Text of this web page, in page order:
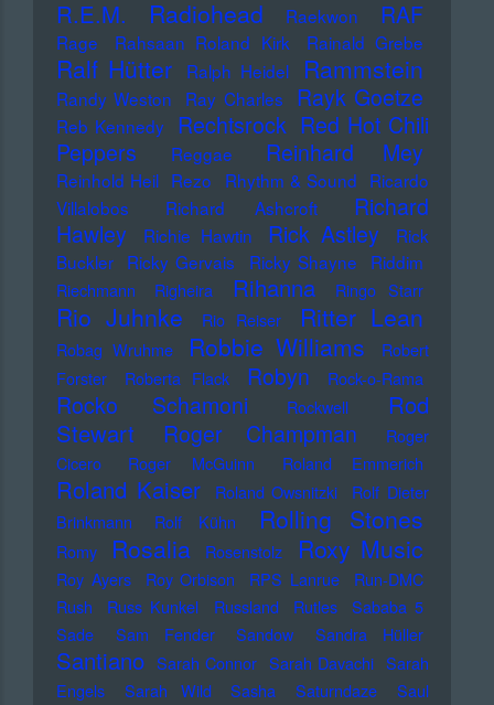
R.E.M. Radiohead Raekwon RAF
Rage Rahsaan Roland Kirk Rainald Grebe
Ralf Hütter Ralph Heidel Rammstein
Randy Weston Ray Charles Rayk Goetze
Reb Kennedy Rechtsrock Red Hot Chili
Peppers
Reggae Reinhard Mey
Reinhold Heil Rezo Rhythm & Sound Ricardo
Villalobos
Richard Ashcroft
Richard
Hawley
Richie Hawtin Rick Astley
Rick
Buckler
Ricky Gervais Ricky Shayne Riddim
Riechmann Righeira Rihanna Ringo Starr
Rio Juhnke Rio Reiser Ritter Lean
Robag Wruhme Robbie Williams
Robert
Forster
Roberta Flack Robyn Rock-o-Rama
Rocko Schamoni Rockwell
Rod
Stewart
Roger Champman
Roger
Cicero
Roger McGuinn Roland Emmerich
Roland Kaiser Roland Owsnitzki
Rolf Dieter
Brinkmann
Rolf Kühn Rolling Stones
Romy Rosalia Rosenstolz Roxy Music
Roy Ayers Roy Orbison RPS Lanrue
Run-DMC
Rush
Russ Kunkel Russland Rutles
Sababa 5
Sade
Sam Fender Sandow Sandra Hüller
Santiano Sarah Connor Sarah Davachi Sarah
Engels
Sarah Wild Sasha Saturndaze
Saul